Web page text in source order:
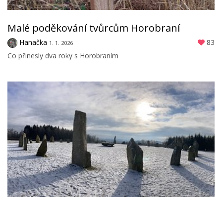
Malé poděkování tvůrcům Horobraní
Hanačka 1. 1. 2026
83
Co přinesly dva roky s Horobraním